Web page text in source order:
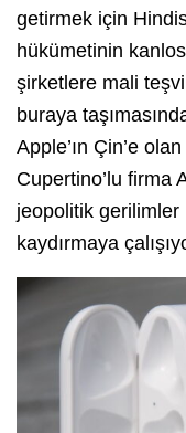
getirmek için
hükümetinin
şirketlere mali
buraya
Apple’ın Çin’e
Cupertino’lu firma
jeopolitik gerilimler
kaydırmaya